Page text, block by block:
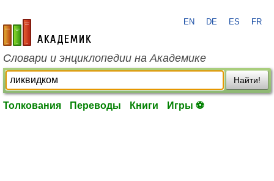
academic.ru
EN DE ES FR
Словари и энциклопедии на Академике
Найти!
Толкования Переводы Книги Игры ⚽